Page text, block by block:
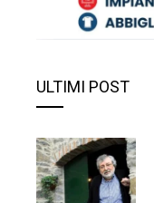
ULTIMI POST